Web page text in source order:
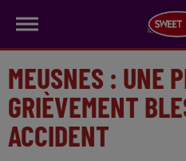
MEUSNES : UNE
GRIÈVEMENT
ACCIDENT